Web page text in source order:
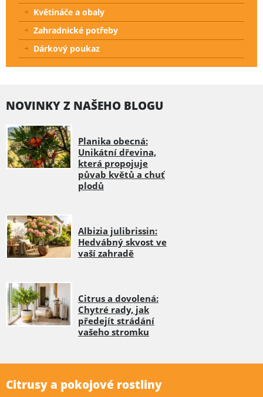
Květináče a obaly
Zahradnické potřeby
Dárkový poukaz
NOVINKY Z NAŠEHO BLOGU
Planika obecná:
Unikátní dřevina,
která propojuje
půvab květů a chuť
plodů
Albizia julibrissin:
Hedvábný skvost ve
vaší zahradě
Citrus a dovolená:
Chytré rady, jak
předejít strádání
vašeho stromku
Citrusy a pokojové rostliny